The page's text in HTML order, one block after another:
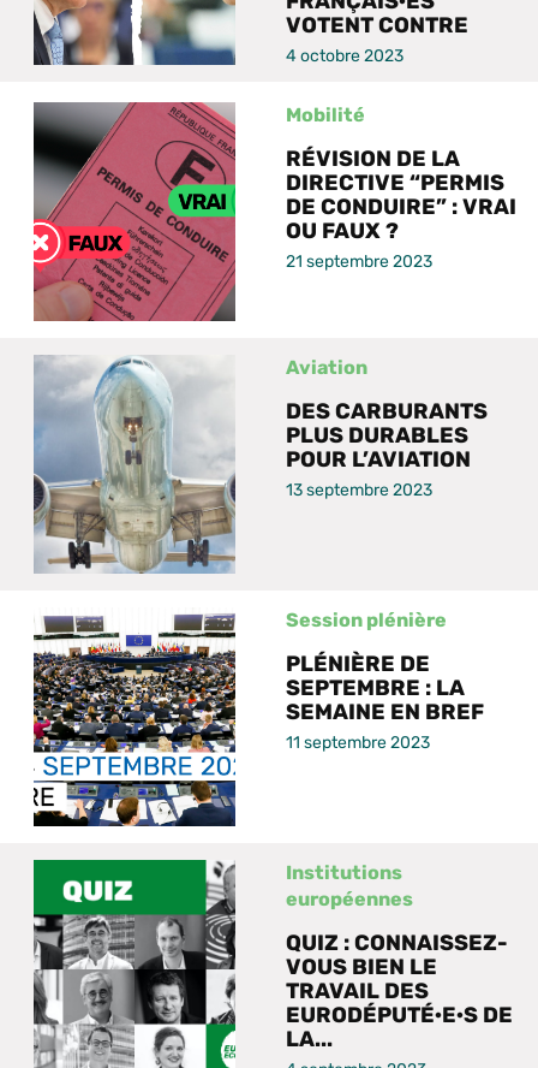
VOTENT CONTRE
4 octobre 2023
Mobilité
RÉVISION DE LA
DIRECTIVE “PERMIS
DE CONDUIRE” : VRAI
OU FAUX ?
21 septembre 2023
Aviation
DES CARBURANTS
PLUS DURABLES
POUR L’AVIATION
13 septembre 2023
Session plénière
PLÉNIÈRE DE
SEPTEMBRE : LA
SEMAINE EN BREF
11 septembre 2023
Institutions
européennes
QUIZ : CONNAISSEZ-
VOUS BIEN LE
TRAVAIL DES
EURODÉPUTÉ·E·S DE
LA...